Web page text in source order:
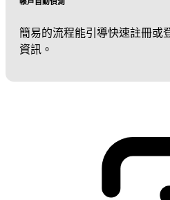
簡易的流程能引導快速註冊或
資訊。